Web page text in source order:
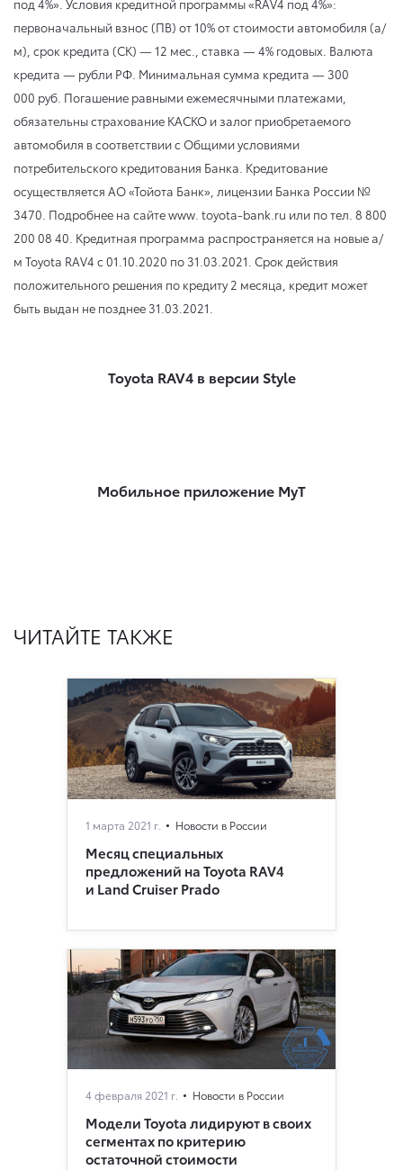
под 4%». Условия кредитной программы «RAV4 под 4%»:
первоначальный взнос (ПВ) от 10% от стоимости автомобиля (а/
м), срок кредита (СК) — 12 мес., ставка — 4% годовых. Валюта
кредита — рубли РФ. Минимальная сумма кредита — 300
000 руб. Погашение равными ежемесячными платежами,
обязательны страхование КАСКО и залог приобретаемого
автомобиля в соответствии с Общими условиями
потребительского кредитования Банка. Кредитование
осуществляется АО «Тойота Банк», лицензии Банка России №
3470. Подробнее на сайте www. toyota-bank.ru или по тел. 8 800
200 08 40. Кредитная программа распространяется на новые а/
м Toyota RAV4 с 01.10.2020 по 31.03.2021 . Срок действия
положительного решения по кредиту 2 месяца, кредит может
быть выдан не позднее 31.03.2021.
Toyota RAV4 в версии Style
Мобильное приложение MyT
ЧИТАЙТЕ ТАКЖЕ
1 марта 2021 г. Новости в России
Месяц специальных
предложений на Toyota RAV4
и Land Cruiser Prado
4 февраля 2021 г. Новости в России
Модели Toyota лидируют в своих
сегментах по критерию
остаточной стоимости